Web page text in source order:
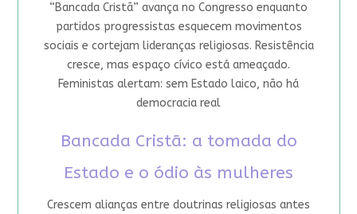
“Bancada Cristã” avança no Congresso enquanto
partidos progressistas esquecem movimentos
sociais e cortejam lideranças religiosas. Resistência
cresce, mas espaço cívico está ameaçado.
Feministas alertam: sem Estado laico, não há
democracia real
Bancada Cristã: a tomada do
Estado e o ódio às mulheres
Crescem alianças entre doutrinas religiosas antes